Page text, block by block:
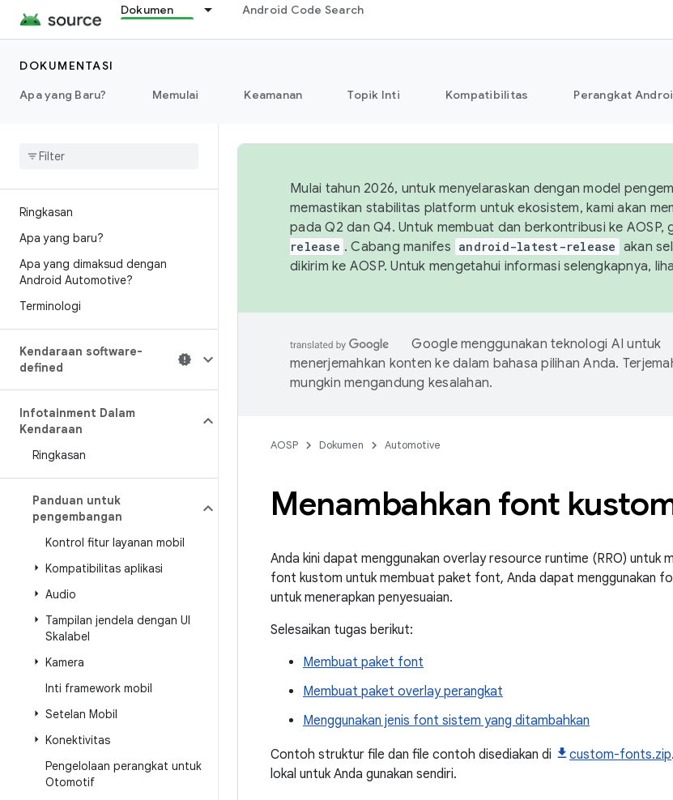
Dokumen Android Code Search
DOKUMENTASI
Apa yang Baru?
Memulai Keamanan Topik Inti Kompatibilitas Perangkat
Ringkasan
Apa yang baru?
Apa yang dimaksud dengan
Android Automotive?
Terminologi
Kendaraan software-
defined
Infotainment Dalam
Kendaraan
Ringkasan
Panduan untuk
pengembangan
Kontrol fitur layanan mobil
Kompatibilitas aplikasi
Audio
Tampilan jendela dengan UI
Skalabel
Kamera
Inti framework mobil
Setelan Mobil
Konektivitas
Pengelolaan perangkat untuk
Otomotif
Mulai tahun 2026, untuk menyelaraskan dengan model
memastikan stabilitas platform untuk ekosistem, kami akan
pada Q2 dan Q4. Untuk membuat dan berkontribusi ke AOSP,
release . Cabang manifes android-latest-release akan
dikirim ke AOSP. Untuk mengetahui informasi selengkapnya,
Google menggunakan teknologi AI untuk
menerjemahkan konten ke dalam bahasa pilihan Anda.
mungkin mengandung kesalahan.
AOSP Dokumen Automotive
Menambahkan font
Anda kini dapat menggunakan overlay resource runtime (RRO) untuk
font kustom untuk membuat paket font, Anda dapat menggunakan
untuk menerapkan penyesuaian.
Selesaikan tugas berikut:
Membuat paket font
Membuat paket overlay perangkat
Menggunakan jenis font sistem yang ditambahkan
Contoh struktur file dan file contoh disediakan di custom-fonts.zip
lokal untuk Anda gunakan sendiri.